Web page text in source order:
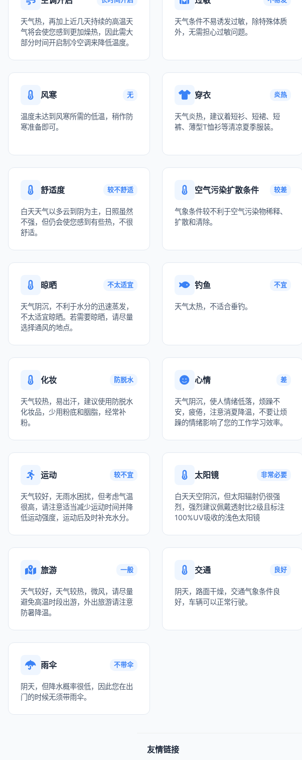
天气热，再加上近几天持续的高温天
气将会使您感到更加燥热，因此需大
部分时间开启制冷空调来降低温度。
天气条件不易诱发过敏，除特殊体质
外，无需担心过敏问题。
风寒 无
温度未达到风寒所需的低温，稍作防
寒准备即可。
穿衣 炎热
天气炎热，建议着短衫、短裙、短
裤、薄型T恤衫等清凉夏季服装。
舒适度 较不舒适
白天天气以多云到阴为主，日照虽然
不强，但仍会使您感到有些热，不很
舒适。
空气污染扩散条件 较差
气象条件较不利于空气污染物稀释、
扩散和清除。
晾晒 不太适宜
天气阴沉，不利于水分的迅速蒸发，
不太适宜晾晒。若需要晾晒，请尽量
选择通风的地点。
钓鱼 不宜
天气太热，不适合垂钓。
化妆 防脱水
天气较热，易出汗，建议使用防脱水
化妆品，少用粉底和胭脂，经常补
粉。
心情 差
天气阴沉，使人情绪低落，烦躁不
安，疲倦，注意消夏降温，不要让烦
躁的情绪影响了您的工作学习效率。
运动 较不宜
天气较好，无雨水困扰，但考虑气温
很高，请注意适当减少运动时间并降
低运动强度，运动后及时补充水分。
太阳镜 非常必要
白天天空阴沉，但太阳辐射仍很强
烈，强烈建议佩戴透射比2级且标注
100%UV吸收的浅色太阳镜
旅游 一般
天气较好，天气较热，微风，请尽量
避免高温时段出游，外出旅游请注意
防暑降温。
交通 良好
阴天，路面干燥，交通气象条件良
好，车辆可以正常行驶。
雨伞 不带伞
阴天，但降水概率很低，因此您在出
门的时候无须带雨伞。
友情链接